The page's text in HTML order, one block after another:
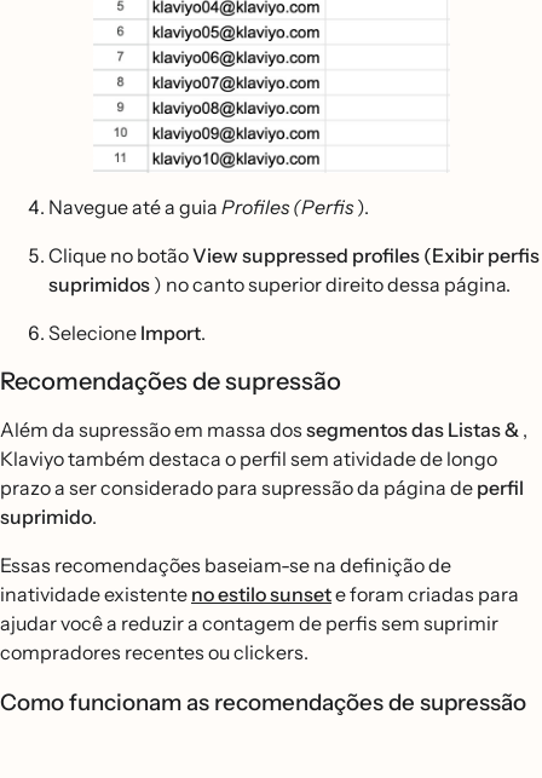
Navegue até a guia Profiles (Perfis).
Clique no botãoView suppressed profiles (Exibir perfis
suprimidos ) no canto superior direito dessa página.
Selecione Import.
Recomendações de supressão
Além da supressão em massa dos segmentos das Listas & ,
Klaviyo também destaca o perfil sem atividade de longo
prazo a ser considerado para supressão da página de perfil
suprimido.
Essas recomendações baseiam-se na definição de
inatividade existente no estilo sunsete foram criadas para
ajudar você a reduzir a contagem de perfis sem suprimir
compradores recentes ou clickers.
Como funcionam as recomendações de supressão